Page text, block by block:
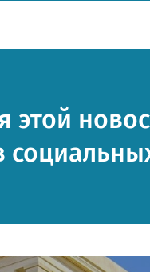
этой